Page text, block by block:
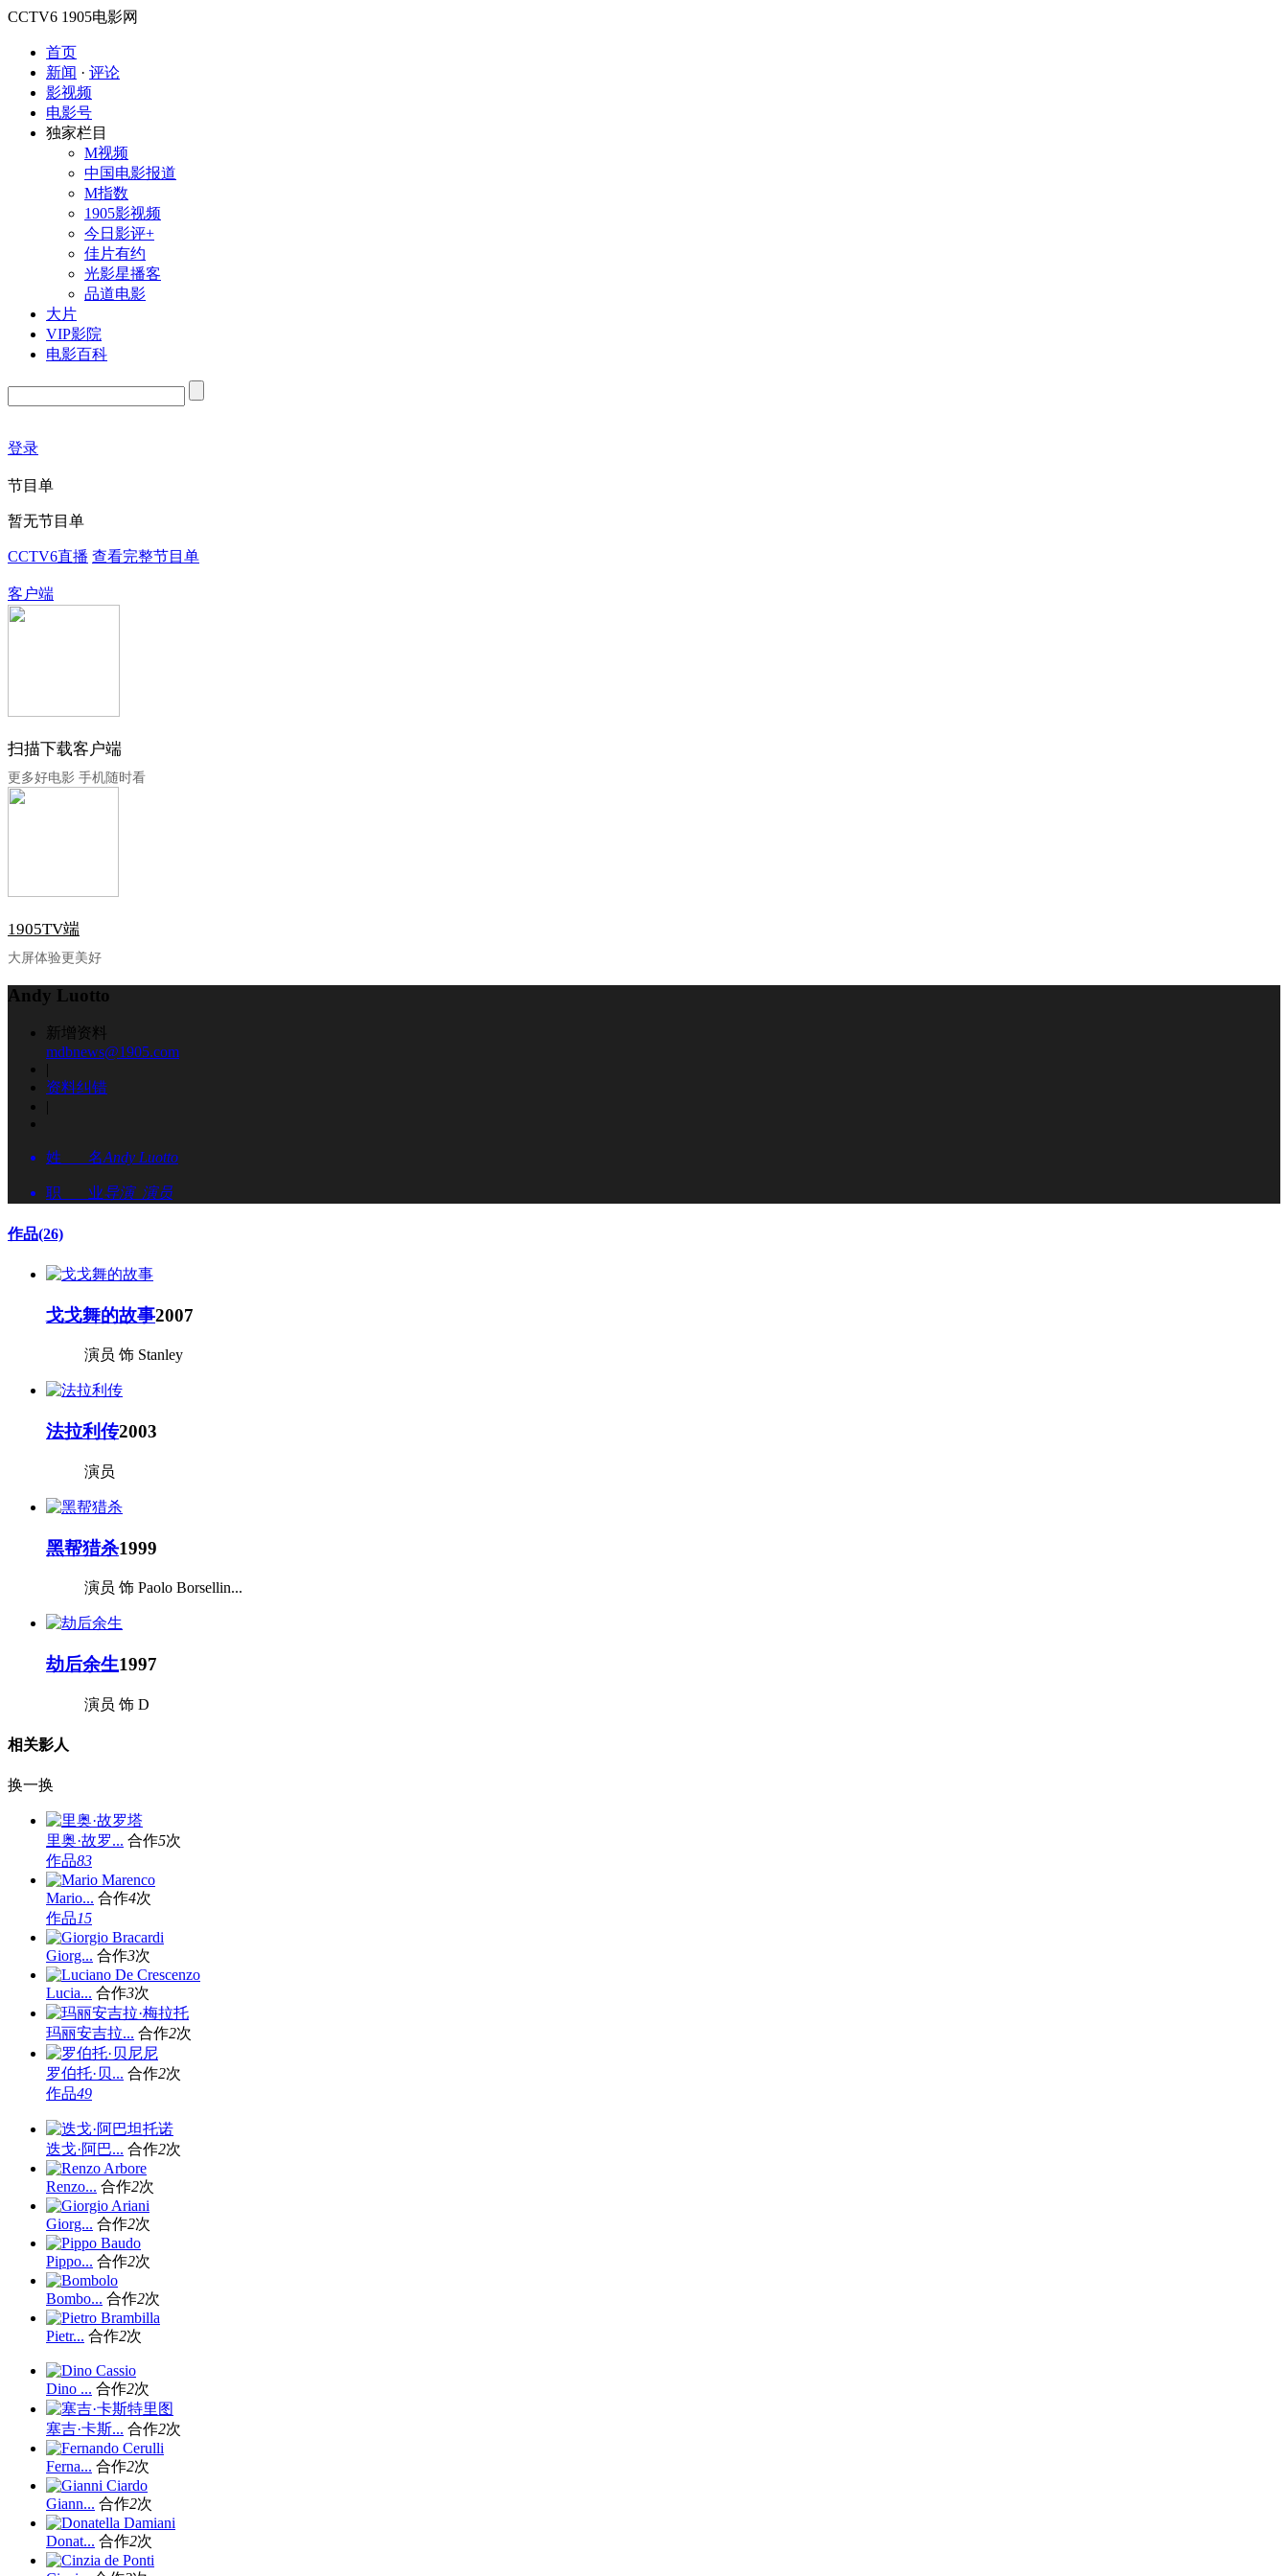
CCTV6 1905电影网
首页
新闻 · 评论
影视频
电影号
独家栏目
M视频
中国电影报道
M指数
1905影视频
今日影评+
佳片有约
光影星播客
品道电影
大片
VIP影院
电影百科
登录
节目单
暂无节目单
CCTV6直播 查看完整节目单
客户端
扫描下载客户端
更多好电影 手机随时看
1905TV端
大屏体验更美好
Andy Luotto
新增资料
mdbnews@1905.com
|
资料纠错
|
姓 名Andy Luotto
职 业导演 演员
作品(26)
戈戈舞的故事2007
演员 饰 Stanley
法拉利传2003
演员
黑帮猎杀1999
演员 饰 Paolo Borsellin...
劫后余生1997
演员 饰 D
相关影人
换一换
里奥·故罗... 合作5次
作品83
Mario... 合作4次
作品15
Giorg... 合作3次
Lucia... 合作3次
玛丽安吉拉... 合作2次
罗伯托·贝... 合作2次
作品49
迭戈·阿巴... 合作2次
Renzo... 合作2次
Giorg... 合作2次
Pippo... 合作2次
Bombo... 合作2次
Pietr... 合作2次
Dino ... 合作2次
塞吉·卡斯... 合作2次
Ferna... 合作2次
Giann... 合作2次
Donat... 合作2次